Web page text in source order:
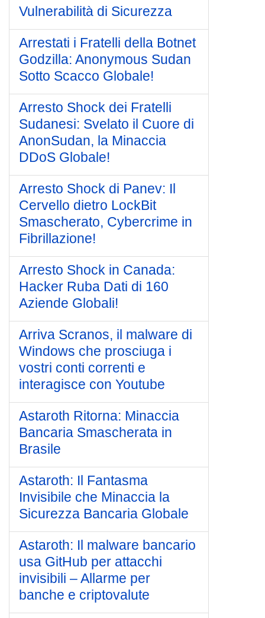
Vulnerabilità di Sicurezza
Arrestati i Fratelli della Botnet
Godzilla: Anonymous Sudan
Sotto Scacco Globale!
Arresto Shock dei Fratelli
Sudanesi: Svelato il Cuore di
AnonSudan, la Minaccia
DDoS Globale!
Arresto Shock di Panev: Il
Cervello dietro LockBit
Smascherato, Cybercrime in
Fibrillazione!
Arresto Shock in Canada:
Hacker Ruba Dati di 160
Aziende Globali!
Arriva Scranos, il malware di
Windows che prosciuga i
vostri conti correnti e
interagisce con Youtube
Astaroth Ritorna: Minaccia
Bancaria Smascherata in
Brasile
Astaroth: Il Fantasma
Invisibile che Minaccia la
Sicurezza Bancaria Globale
Astaroth: Il malware bancario
usa GitHub per attacchi
invisibili – Allarme per
banche e criptovalute